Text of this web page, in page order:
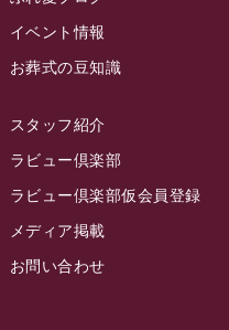
2023年1月
2022年12月
2022年9月
2022年8月
2022年7月
ラビュー藤枝本町
イベント情報
お葬式の豆知識
スタッフ紹介
ラビュー倶楽部
ラビュー倶楽部仮会員登録
メディア掲載
お問い合わせ